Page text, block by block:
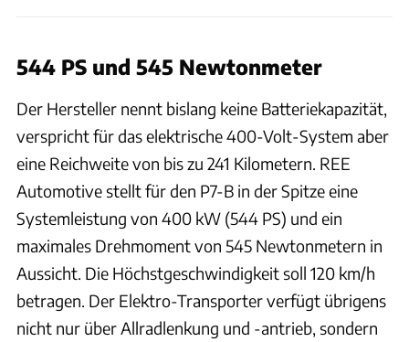
544 PS und 545 Newtonmeter
Der Hersteller nennt bislang keine Batteriekapazität,
verspricht für das elektrische 400-Volt-System aber
eine Reichweite von bis zu 241 Kilometern. REE
Automotive stellt für den P7-B in der Spitze eine
Systemleistung von 400 kW (544 PS) und ein
maximales Drehmoment von 545 Newtonmetern in
Aussicht. Die Höchstgeschwindigkeit soll 120 km/h
betragen. Der Elektro-Transporter verfügt übrigens
nicht nur über Allradlenkung und -antrieb, sondern